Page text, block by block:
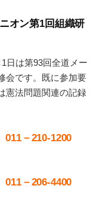
オン第1回組織研
日は第93回全道メー
会です。既に参加要
憲法問題関連の記録
－210-1200
－206-4400